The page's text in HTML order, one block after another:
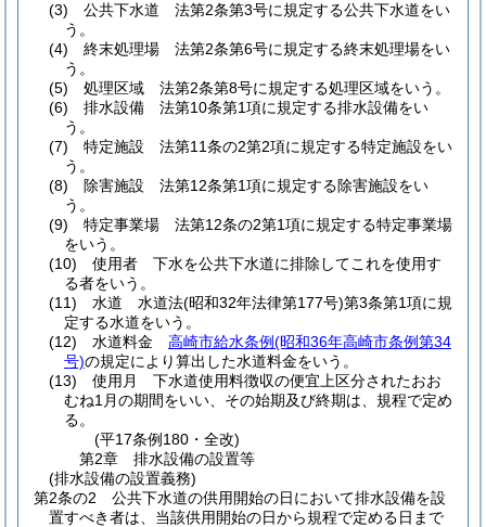
(3)
公共下水道 法第2条第3号に規定する公共下水道をい
う。
(4)
終末処理場 法第2条第6号に規定する終末処理場をい
う。
(5)
処理区域 法第2条第8号に規定する処理区域をいう。
(6)
排水設備 法第10条第1項に規定する排水設備をい
う。
(7)
特定施設 法第11条の2第2項に規定する特定施設をい
う。
(8)
除害施設 法第12条第1項に規定する除害施設をい
う。
(9)
特定事業場 法第12条の2第1項に規定する特定事業場
をいう。
(10)
使用者 下水を公共下水道に排除してこれを使用す
る者をいう。
(11)
水道 水道法(昭和32年法律第177号)第3条第1項に規
定する水道をいう。
(12)
水道料金 高崎市給水条例(昭和36年高崎市条例第34
号)の規定により算出した水道料金をいう。
(13)
使用月 下水道使用料徴収の便宜上区分されたおお
むね1月の期間をいい、その始期及び終期は、規程で定め
る。
(平17条例180・全改)
第2章
排水設備の設置等
(排水設備の設置義務)
第2条の2
公共下水道の供用開始の日において排水設備を設
置すべき者は、当該供用開始の日から規程で定める日まで